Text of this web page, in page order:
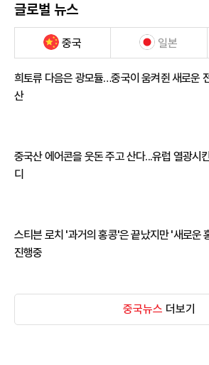
글로벌 뉴스
중국 일본
희토류 다음은 광모듈…중국이 움켜쥔 새로운
산
중국산 에어콘을 웃돈 주고 산다...유럽 열광시
디
스티븐 로치 '과거의 홍콩'은 끝났지만 '새로운
진행중
중국뉴스 더보기